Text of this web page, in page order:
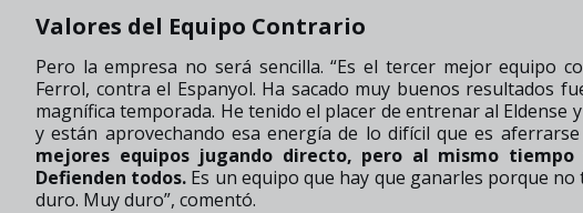
Valores del Equipo Contrario
Pero la empresa no será sencilla. “Es el tercer mejor equipo
Ferrol, contra el Espanyol. Ha sacado muy buenos resultados
magnífica temporada. He tenido el placer de entrenar al
y están aprovechando esa energía de lo difícil que es
mejores equipos jugando directo, pero al mismo tiempo
Defienden todos. Es un equipo que hay que ganarles porque
duro. Muy duro”, comentó.